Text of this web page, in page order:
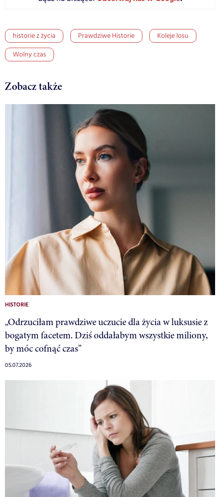
historie z życia Prawdziwe Historie
Koleje losu
Wolny czas
Zobacz także
HISTORIE
„Odrzuciłam prawdziwe uczucie dla życia w luksusie z
bogatym facetem. Dziś oddałabym wszystkie miliony,
by móc cofnąć czas”
05.07.2026